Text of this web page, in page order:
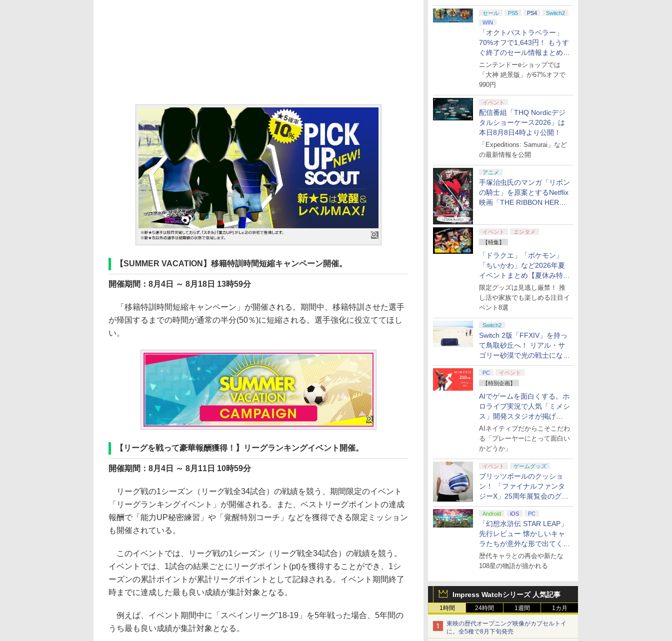
得！
セール PS5 PS4
Switch2
WIN
「オクトパストラベラー」
70%オフで1,643円！ もうす
ぐ終了のセール情報まとめ
【8月8日更新】
ニンテンドーeショップでは
「大神 絶景版」が67%オフで
990円
イベント
配信番組「THQ Nordicデジ
タルショーケース2026」は
本日8月8日4時より公開！
「Expeditions: Samurai」など
の最新情報を公開
アニメ
手塚治虫氏のマンガ「リボン
の騎士」を原案とするNetflix
映画「THE RIBBON HERO
イベント
エンタメ
【特集】
「ドラクエ」「ポケモン」
「ちいかわ」など2026年夏
イベントまとめ【夏休み特
集】
限定グッズは見逃し厳禁！ 推
し活や家族でも楽しめる注目イ
ベント8選
Switch2
Switch 2版「FFXIV」を持っ
て鳥取砂丘へ！ リアル・サ
ゴリー砂漠で光の戦士になっ
てみた
PC
イベント
【特別企画】
AIでゲームを面白くする。ホ
ロライブ実況で人気「ミメシ
ス」開発スタジオが掲げ
る“AI活用の信念”とは？【講
演レポート】
AIネイティブだからこそこだわ
る「プレーヤーにとって面白い
かどうか」
イベント ゲームグッズ
ブリッツボールのクッショ
ン！ 「ファイナルファンタ
ジーX」25周年展覧会のグッ
ズ情報が公開
Android iOS PC
「幻想水滸伝 STAR LEAP」
先行レビュー 懐かしいキャ
ラたちが意外な形で出てくる
シリーズ完全新作！
歴代キャラとの再会や新たな
108星の物語が描かれる
Impress Watchシリーズ 人気記事
1時間 24時間 1週間 1カ月
東映の歴代オープニング映像がカプセルトイ
に。全5種で8月下旬発売
【SUMMER VACATION】移籍特訓時間短縮キャンペーン開催。
開催期間：8月4日 ～ 8月18日 13時59分
「移籍特訓時間短縮キャンペーン」が開催される。期間中、移籍特訓させた選手
が帰国するまでの時間が通常の半分(50％)に短縮される。選手強化に役立ててほし
い。
【リーグを戦って豪華報酬獲得！】リーグランキングイベント開催。
開催期間：8月4日 ～ 8月11日 10時59分
リーグ戦の1シーズン（リーグ戦全34試合）の戦績を競う、期間限定のイベント
「リーグランキングイベント」が開催される。また、ベストリーグポイントの達成
報酬で「能力UP秘密練習」や「覚醒特別コーチ」などを獲得できる限定ミッション
も開催されている。
このイベントでは、リーグ戦の1シーズン（リーグ戦全34試合）の戦績を競う。
イベントでは、1試合の結果ごとにリーグポイント(pt)を獲得することができ、1シ
ーズンの累計ポイントが累計リーグポイントとして記録される。イベント期間終了
時までに達成した最も良い成績が集計対象となる。
例えば、イベント期間中に「スペインリーグ'18-19」を5年戦った場合、5年間の
うち最も良い成績が集計対象となる。